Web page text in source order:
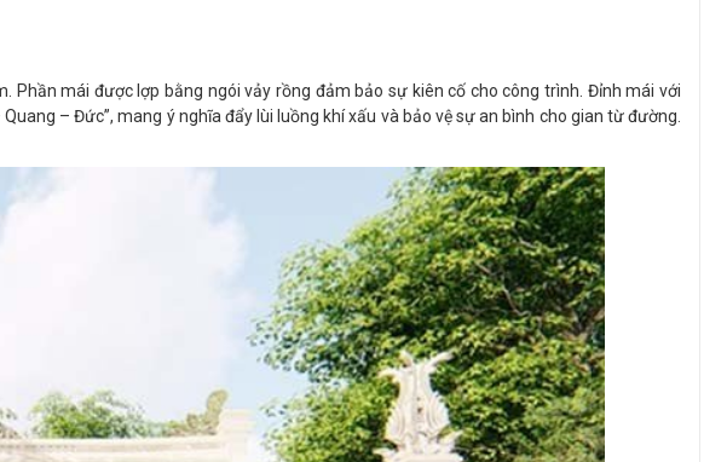
mái được lợp bằng ngói vảy rồng đảm bảo sự kiên cố cho công trình. Đỉnh mái với
– Đức”, mang ý nghĩa đẩy lùi luồng khí xấu và bảo vệ sự an bình cho gian từ đường.